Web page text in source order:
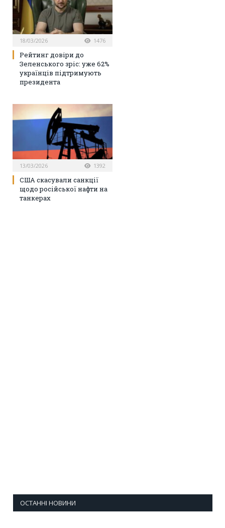
18/03/2026 1476
Рейтинг довіри до
Зеленського зріс: уже 62%
українців підтримують
президента
13/03/2026 1392
США скасували санкції
щодо російської нафти на
танкерах
ОСТАННІ НОВИНИ